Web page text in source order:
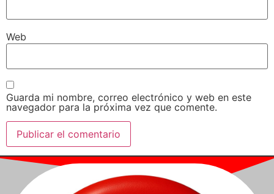
Web
Guarda mi nombre, correo electrónico y web en este
navegador para la próxima vez que comente.